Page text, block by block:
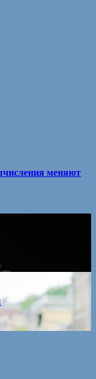
меняют